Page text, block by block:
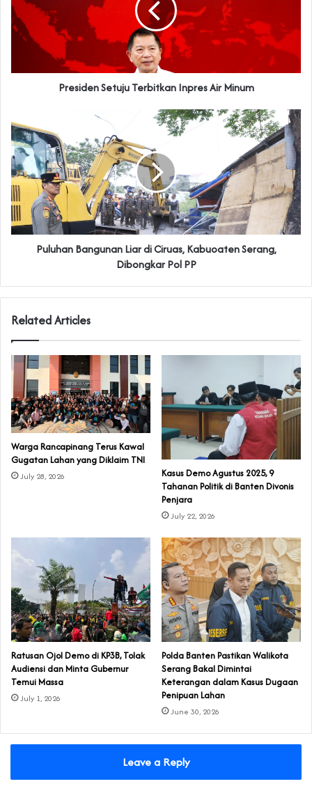
Presiden Setuju Terbitkan Inpres Air Minum
Puluhan Bangunan Liar di Ciruas, Kabuoaten Serang,
Dibongkar Pol PP
Related Articles
‎Warga Rancapinang Terus Kawal
Gugatan Lahan yang Diklaim TNI‎‎
July 28, 2026
‎Kasus Demo Agustus 2025, 9
Tahanan Politik di Banten Divonis
Penjara
July 22, 2026
‎Ratusan Ojol Demo di KP3B, Tolak
Audiensi dan Minta Gubernur
Temui Massa
July 1, 2026
Polda Banten Pastikan Walikota
Serang Bakal Dimintai
Keterangan dalam Kasus Dugaan
Penipuan Lahan
June 30, 2026
Leave a Reply